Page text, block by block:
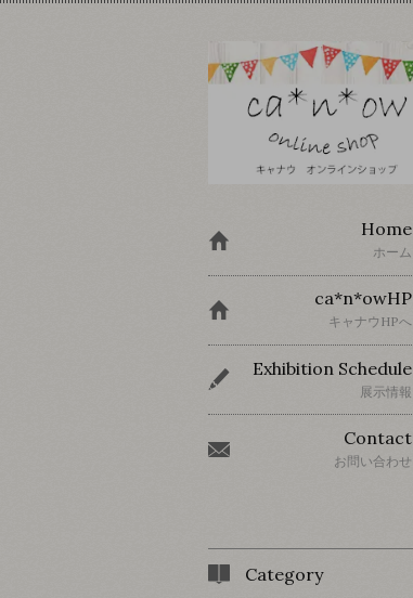
Home
ホーム
ca*n*owHP
キャナウHPへ
Exhibition Schedule
展示情報
Contact
お問い合わせ
Category